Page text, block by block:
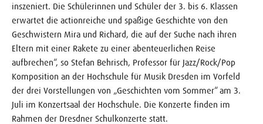
inszeniert. Die Schülerinnen und Schüler der 3. bis 6. Klassen
erwartet die actionreiche und spaßige Geschichte von den
Geschwistern Mira und Richard, die auf der Suche nach ihren
Eltern mit einer Rakete zu einer abenteuerlichen Reise
aufbrechen“, so Stefan Behrisch, Professor für Jazz/Rock/Pop
Komposition an der Hochschule für Musik Dresden im Vorfeld
der drei Vorstellungen von „Geschichten vom Sommer“ am 3.
Juli im Konzertsaal der Hochschule. Die Konzerte finden im
Rahmen der Dresdner Schulkonzerte statt.